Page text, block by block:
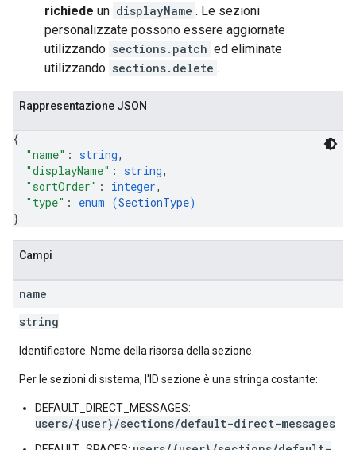
richiede un displayName . Le sezioni
personalizzate possono essere aggiornate
utilizzando sections.patch ed eliminate
utilizzando sections.delete .
Rappresentazione JSON
{
"name" : string,
"displayName" : string,
"sortOrder" : integer,
"type" : enum (SectionType)
}
Campi
name
string
Identificatore. Nome della risorsa della sezione.
Per le sezioni di sistema, l'ID sezione è una stringa costante:
DEFAULT_DIRECT_MESSAGES:
users/{user}/sections/default-direct-messages